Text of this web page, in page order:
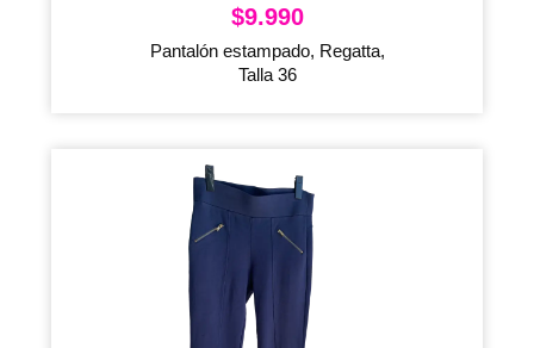
$9.990
Pantalón estampado, Regatta,
Talla 36